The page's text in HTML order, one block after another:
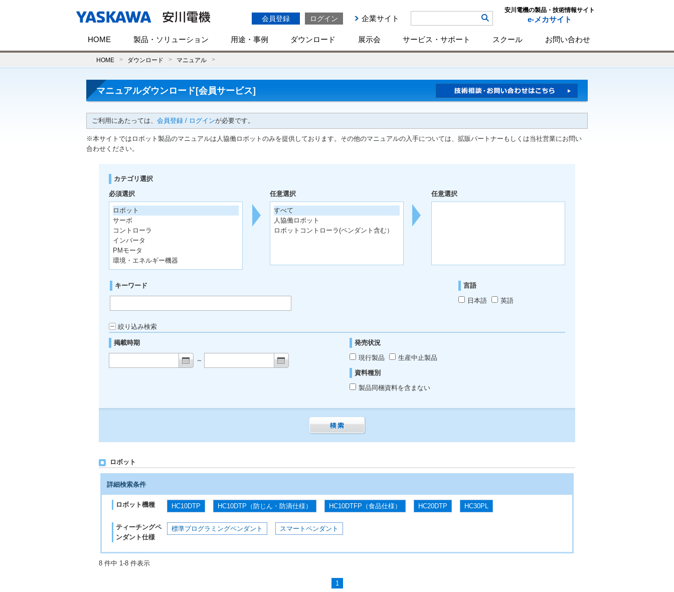
会員登録 ログイン 企業サイト
安川電機の製品・技術情報サイト
e-メカサイト
HOME 製品・ソリューション 用途・事例 ダウンロード 展示会 サービス・サポート スクール お問い合わせ
HOME ダウンロード マニュアル
マニュアルダウンロード[会員サービス]
ご利用にあたっては、 会員登録 / ログインが必要です。
※本サイトではロボット製品のマニュアルは人協働ロボットのみを提供しております。その他のマニュアルの入手については、拡販パートナーもしくは当社営業にお問い
合わせください。
カテゴリ選択
必須選択
ロボット
サーボ
コントローラ
インバータ
PMモータ
環境・エネルギー機器
任意選択
すべて
人協働ロボット
ロボットコントローラ(ペンダント含む）
任意選択
キーワード
言語
日本語
英語
絞り込み検索
掲載時期
～
発売状況
現行製品
生産中止製品
資料種別
製品同梱資料を含まない
ロボット
詳細検索条件
ロボット機種 HC10DTP HC10DTP（防じん・防滴仕様） HC10DTFP（食品仕様） HC20DTP HC30PL
ティーチングペ
ンダント仕様
標準プログラミングペンダント スマートペンダント
8 件中 1-8 件表示
1